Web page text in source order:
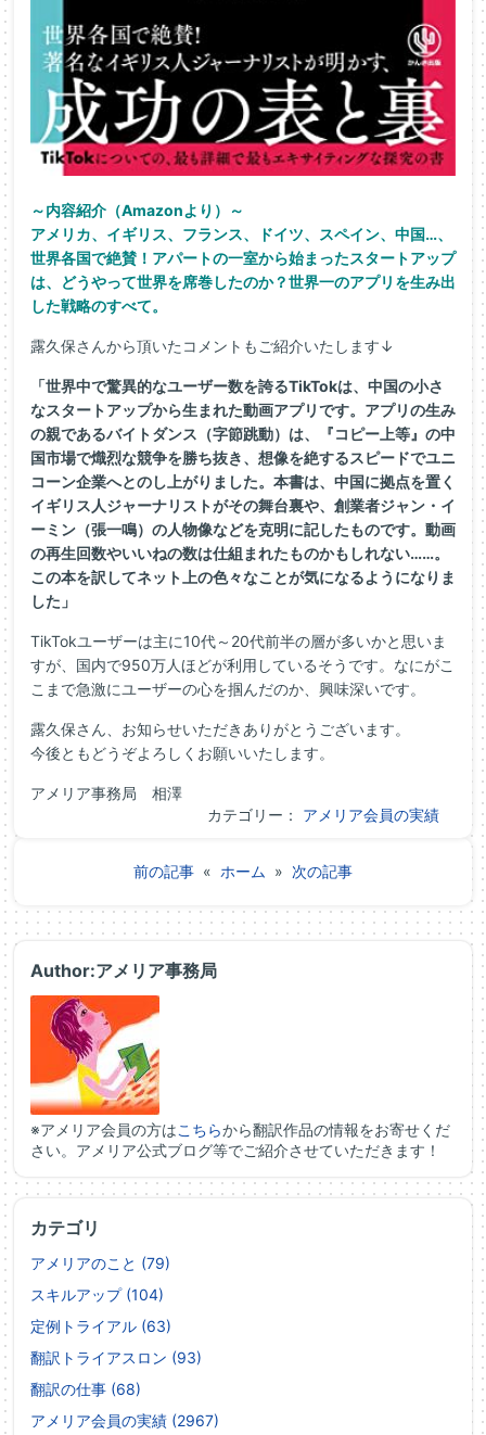
～内容紹介（Amazonより）～
アメリカ、イギリス、フランス、ドイツ、スペイン、中国…、
世界各国で絶賛！アパートの一室から始まったスタートアップ
は、どうやって世界を席巻したのか？世界一のアプリを生み出
した戦略のすべて。
露久保さんから頂いたコメントもご紹介いたします↓
「世界中で驚異的なユーザー数を誇るTikTokは、中国の小さ
なスタートアップから生まれた動画アプリです。アプリの生み
の親であるバイトダンス（字節跳動）は、『コピー上等』の中
国市場で熾烈な競争を勝ち抜き、想像を絶するスピードでユニ
コーン企業へとのし上がりました。本書は、中国に拠点を置く
イギリス人ジャーナリストがその舞台裏や、創業者ジャン・イ
ーミン（張一鳴）の人物像などを克明に記したものです。動画
の再生回数やいいねの数は仕組まれたものかもしれない……。
この本を訳してネット上の色々なことが気になるようになりま
した」
TikTokユーザーは主に10代～20代前半の層が多いかと思いま
すが、国内で950万人ほどが利用しているそうです。なにがこ
こまで急激にユーザーの心を掴んだのか、興味深いです。
露久保さん、お知らせいただきありがとうございます。
今後ともどうぞよろしくお願いいたします。
アメリア事務局 相澤
カテゴリー： アメリア会員の実績
前の記事 « ホーム » 次の記事
Author:アメリア事務局
※アメリア会員の方はこちらから翻訳作品の情報をお寄せくだ
さい。アメリア公式ブログ等でご紹介させていただきます！
カテゴリ
アメリアのこと (79)
スキルアップ (104)
定例トライアル (63)
翻訳トライアスロン (93)
翻訳の仕事 (68)
アメリア会員の実績 (2967)